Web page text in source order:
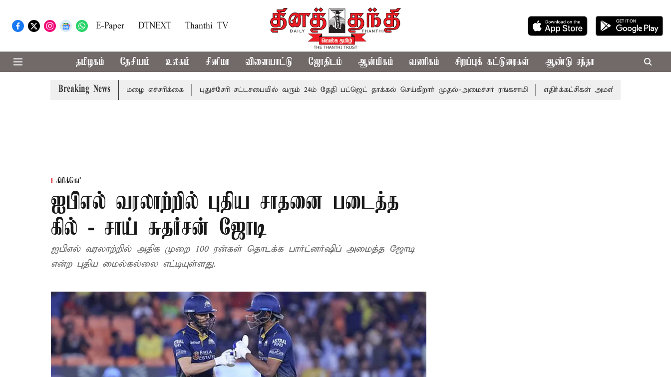
E-Paper DTNEXT Thanthi TV
தமிழகம் தேசியம் உலகம் சினிமா விளையாட்டு ஜோதிடம் ஆன்மிகம் வணிகம் சிறப்புக் கட்டுரைகள் ஆண்டு சந்தா
Breaking News
மாவட்டங்களுக்கு கன மழை எச்சரிக்கை புதுச்சேரி சட்டசபையில் வரும் 24ம் தேதி பட்ஜெட் தாக்கல் செய்கிறார் முதல்-அமைச்சர் ரங்கசாமி எதிர்க்கட்சிகள் அமளி: நாடாளுமன்ற இரு
கிரிக்கெட்
ஐபிஎல் வரலாற்றில் புதிய சாதனை படைத்த
கில் - சாய் சுதர்சன் ஜோடி
ஐபிஎல் வரலாற்றில் அதிக முறை 100 ரன்கள் தொடக்க பார்ட்னர்ஷிப் அமைத்த ஜோடி
என்ற புதிய மைல்கல்லை எட்டியுள்ளது.